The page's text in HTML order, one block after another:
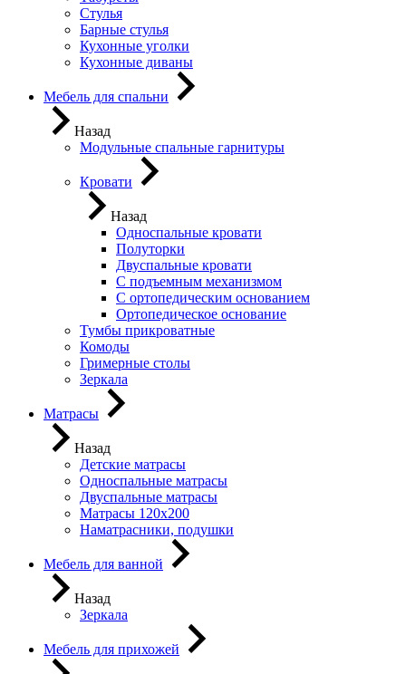
Стулья
Барные стулья
Кухонные уголки
Кухонные диваны
Мебель для спальни
Назад
Модульные спальные гарнитуры
Кровати
Назад
Односпальные кровати
Полуторки
Двуспальные кровати
С подъемным механизмом
С ортопедическим основанием
Ортопедическое основание
Тумбы прикроватные
Комоды
Гримерные столы
Зеркала
Матрасы
Назад
Детские матрасы
Односпальные матрасы
Двуспальные матрасы
Матрасы 120х200
Наматрасники, подушки
Мебель для ванной
Назад
Зеркала
Мебель для прихожей